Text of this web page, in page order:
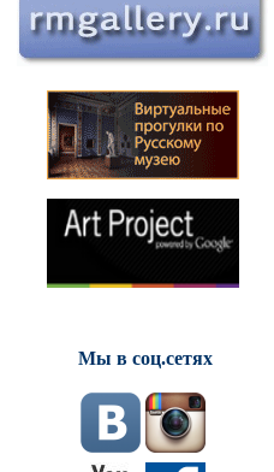
Мы в соц.сетях